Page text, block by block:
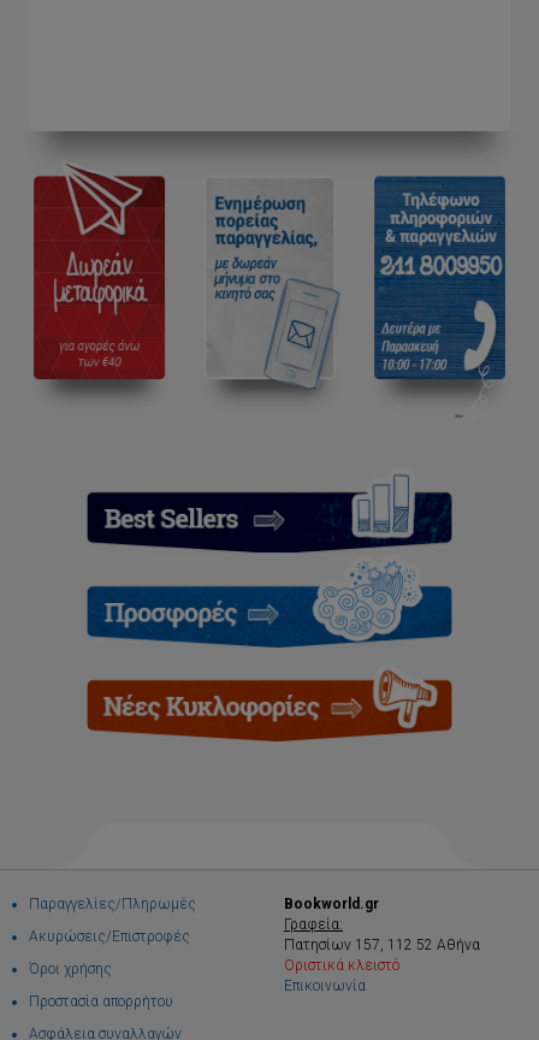
Παραγγελίες/Πληρωμές
Ακυρώσεις/Επιστροφές
Όροι χρήσης
Προστασία απορρήτου
Ασφάλεια συναλλαγών
Bookworld.gr
Γραφεία:
Πατησίων 157, 112 52 Αθήνα
Οριστικά κλειστό
Επικοινωνία